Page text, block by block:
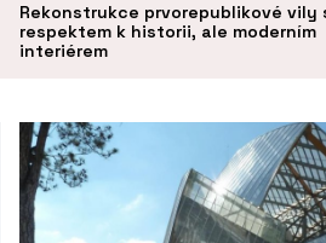
Rekonstrukce prvorepublikové vily
respektem k historii, ale moderním
interiérem